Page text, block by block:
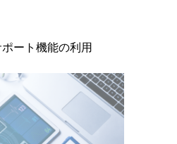
テンツ
ート機能の利用